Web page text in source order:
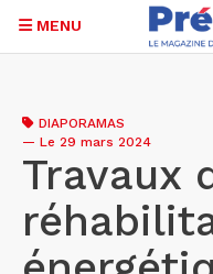
contenu
principal
MENU
DIAPORAMAS
— Le 29 mars 2024
Travaux